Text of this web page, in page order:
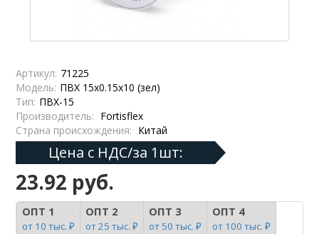
Артикул: 71225
Модель: ПВХ 15х0.15х10 (зел)
Тип: ПВХ-15
Производитель: Fortisflex
Страна происхождения: Китай
Цена с НДС/за 1шт:
23.92 руб.
ОПТ 1
от 10 тыс. ₽
ОПТ 2
от 25 тыс. ₽
ОПТ 3
от 50 тыс. ₽
ОПТ 4
от 100 тыс. ₽